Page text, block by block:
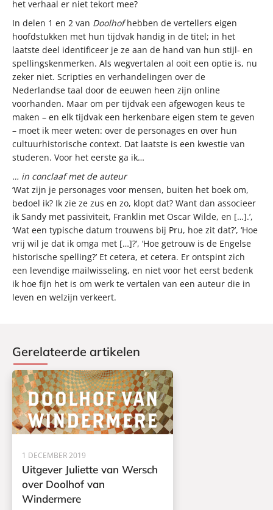
het verhaal er niet tekort mee?
In delen 1 en 2 van Doolhofhebben de vertellers eigen
hoofdstukken met hun tijdvak handig in de titel; in het
laatste deel identificeer je ze aan de hand van hun stijl- en
spellingskenmerken. Als wegvertalen al ooit een optie is, nu
zeker niet. Scripties en verhandelingen over de
Nederlandse taal door de eeuwen heen zijn online
voorhanden. Maar om per tijdvak een afgewogen keus te
maken – en elk tijdvak een herkenbare eigen stem te geven
– moet ik meer weten: over de personages en over hun
cultuurhistorische context. Dat laatste is een kwestie van
studeren. Voor het eerste ga ik…
… in conclaaf met de auteur
‘Wat zijn je personages voor mensen, buiten het boek om,
bedoel ik? Ik zie ze zus en zo, klopt dat? Want dan associeer
ik Sandy met passiviteit, Franklin met Oscar Wilde, en […].’,
‘Wat een typische datum trouwens bij Pru, hoe zit dat?’, ‘Hoe
vrij wil je dat ik omga met […]?’, ‘Hoe getrouw is de Engelse
historische spelling?’ Et cetera, et cetera. Er ontspint zich
een levendige mailwisseling, en niet voor het eerst bedenk
ik hoe fijn het is om werk te vertalen van een auteur die in
leven en welzijn verkeert.
Gerelateerde artikelen
1 DECEMBER 2019
Uitgever Juliette van Wersch
over Doolhof van
Windermere